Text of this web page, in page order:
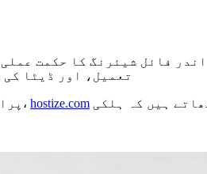
فائل شیئرنگ کا حکمت
تعمیل، اور ڈیٹا
پرائیویسی اور سادگی پر زور دیتے ہوئے فائل شیئرنگ کی عملی نمائش کے لیے جو گورننس کی ضروریات کے مطابق ہو، hostize.com